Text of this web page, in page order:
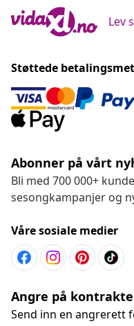
Lev
Støttede
Abonner på vårt
Bli med 700 000+
sesongkampanjer og
Våre sosiale medier
Angre på
Send inn en angrerett